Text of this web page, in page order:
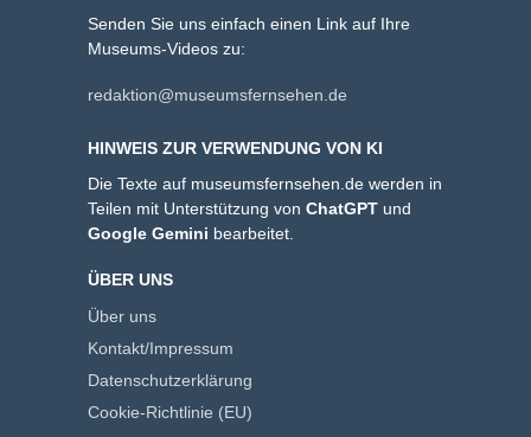
Senden Sie uns einfach einen Link auf Ihre
Museums-Videos zu:
redaktion@museumsfernsehen.de
HINWEIS ZUR VERWENDUNG VON KI
Die Texte auf museumsfernsehen.de werden in
Teilen mit Unterstützung von ChatGPT und
Google Gemini bearbeitet.
ÜBER UNS
Über uns
Kontakt/Impressum
Datenschutzerklärung
Cookie-Richtlinie (EU)